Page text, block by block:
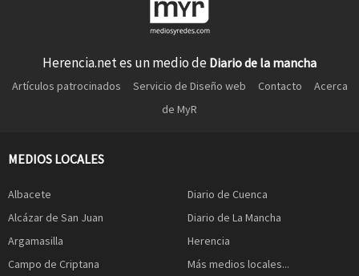
Herencia.net es un medio de Diario de la mancha
Artículos patrocinados Servicio de Diseño web Contacto
Acerca
de MyR
MEDIOS LOCALES
Albacete
Alcázar de San Juan
Argamasilla
Campo de Criptana
Diario de Cuenca
Diario de La Mancha
Herencia
Más medios locales...